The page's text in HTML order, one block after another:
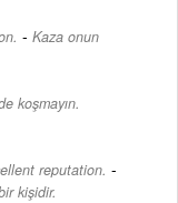
- Kaza onun
koşmayın.
reputation. -
kişidir.